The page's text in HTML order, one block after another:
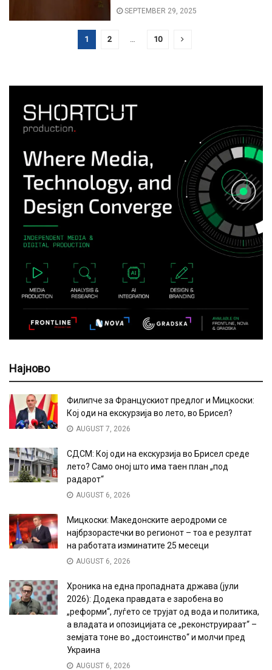
SEPTEMBER 29, 2025
1 2 10
Најново
Филипче за Францускиот предлог и Мицкоски:
Кој оди на екскурзија во лето, во Брисел?
AUGUST 7, 2026
СДСМ: Кој оди на екскурзија во Брисел среде
лето? Само оној што има таен план „под
радарот“
AUGUST 6, 2026
Мицкоски: Македонските аеродроми се
најбрзорастечки во регионот – тоа е резултат
на работата изминатите 25 месеци
AUGUST 6, 2026
Хроника на една пропадната држава (јули
2026): Додека правдата е заробена во
„реформи“, луѓето се трујат од вода и политика,
а владата и опозицијата се „реконструираат“ –
земјата тоне во „достоинство“ и молчи пред
Украина
AUGUST 6, 2026